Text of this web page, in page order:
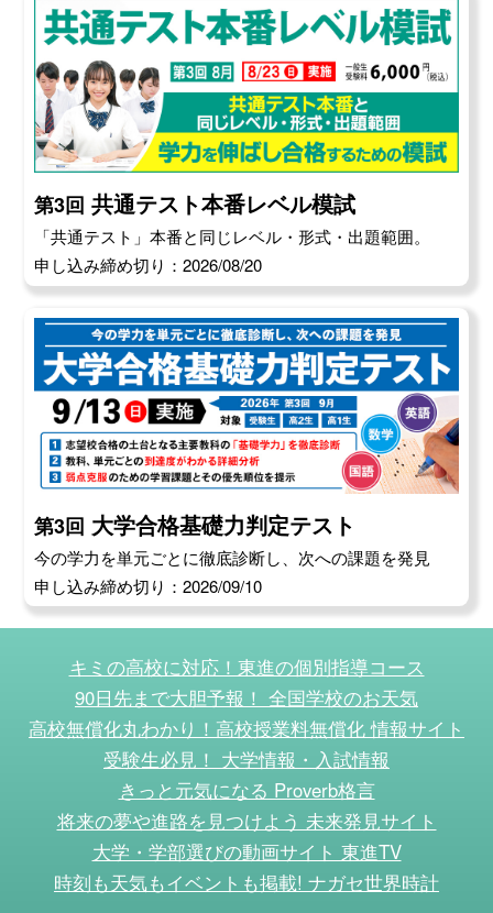
第3回 共通テスト本番レベル模試
「共通テスト」本番と同じレベル・形式・出題範囲。
申し込み締め切り：2026/08/20
第3回 大学合格基礎力判定テスト
今の学力を単元ごとに徹底診断し、次への課題を発見
申し込み締め切り：2026/09/10
キミの高校に対応！東進の個別指導コース
90日先まで大胆予報！ 全国学校のお天気
高校無償化丸わかり！高校授業料無償化 情報サイト
受験生必見！ 大学情報・入試情報
きっと元気になる Proverb格言
将来の夢や進路を見つけよう 未来発見サイト
大学・学部選びの動画サイト 東進TV
時刻も天気もイベントも掲載! ナガセ世界時計